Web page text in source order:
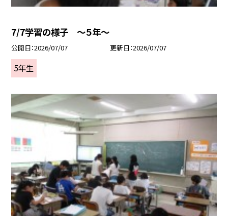
7/7学習の様子 ～５年～
公開日 2026/07/07 更新日 2026/07/07
5年生